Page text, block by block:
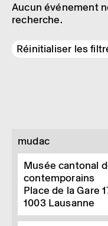
Aucun événement
recherche.
Réinitialiser les
mudac
Musée cantonal
contemporains
Place de la Gare
1003 Lausanne